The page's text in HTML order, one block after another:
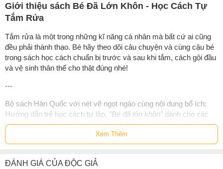
Giới thiệu sách Bé Đã Lớn Khôn - Học Cách Tự
Tắm Rửa
Tắm rửa là một trong những kĩ năng cá nhân mà bất cứ ai cũng
đều phải thành thạo. Bé hãy theo dõi câu chuyện và cùng cậu bé
trong sách học cách chuẩn bị trước và sau khi tắm, cách gội đầu
và vệ sinh thân thế cho thật đúng nhé!
---
Bộ sách Hàn Quốc với nét vẽ ngọt ngào cùng nội dung bổ ích:
Hướng dẫn trẻ học cách tự lập. “Bé đã lớn khôn”dành cho các
bạn nhỏ lứa tuổi 4+ giúp các em chủ động rèn luyện một số kĩ
năng cơ bản như mua đồ, mặc quần áo, ăn uống, vệ sinh cá
nhân, ngủ một mình. Thông qua những câu chuyện đáng yêu và
nhẹ nhàng tới các bạn nhỏ. Phần hướng dẫn cho cha mẹ vào
Xem Thêm
ĐÁNH GIÁ CỦA ĐỘC GIẢ